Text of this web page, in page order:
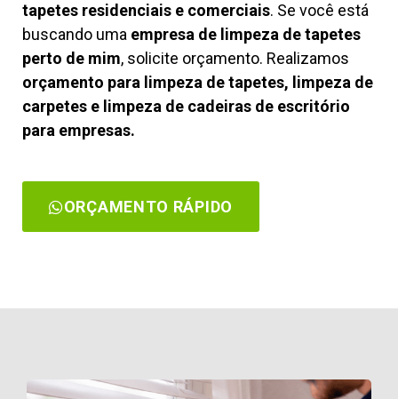
tapetes residenciais e comerciais. Se você está
buscando uma empresa de limpeza de tapetes
perto de mim, solicite orçamento. Realizamos
orçamento para limpeza de tapetes, limpeza de
carpetes e limpeza de cadeiras de escritório
para empresas.
ORÇAMENTO RÁPIDO